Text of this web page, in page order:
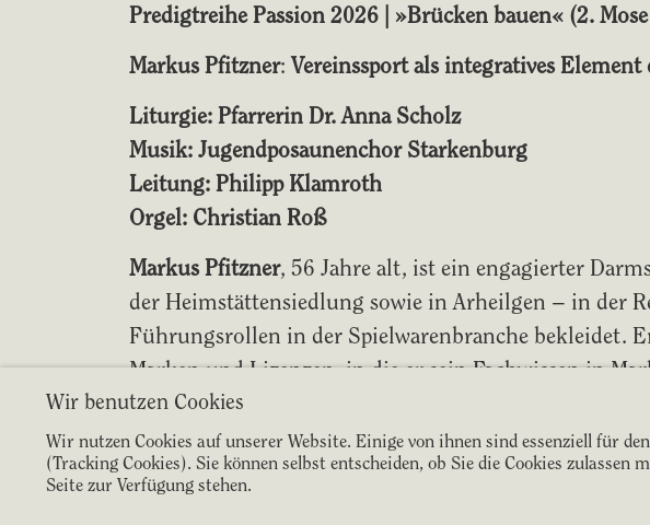
Predigtreihe Passion 2026 | »Brücken bauen« (2.
Markus Pfitzner: Vereinssport als integratives Element
Liturgie: Pfarrerin Dr. Anna Scholz
Musik: Jugendposaunenchor Starkenburg
Leitung: Philipp Klamroth
Orgel: Christian Roß
Markus Pfitzner, 56 Jahre alt, ist ein engagierter
der Heimstättensiedlung sowie in Arheilgen – in der
Führungsrollen in der Spielwarenbranche bekleidet.
Marken und Lizenzen, in die er sein Fachwissen in
Vizepräsident des Präsidiums des SV 98, seit Oktober
zur Führungsebene.
DerJugendposaunenchor Starkenburg
Wir benutzen Cookies
Wir nutzen Cookies auf unserer Website. Einige von ihnen sind essenziell für
(Tracking Cookies). Sie können selbst entscheiden, ob Sie die Cookies
Seite zur Verfügung stehen.